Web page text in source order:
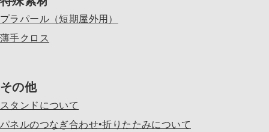
プラパール（短期屋外用）
薄手クロス
その他
スタンドについて
パネルのつなぎ合わせ•折りたたみについて